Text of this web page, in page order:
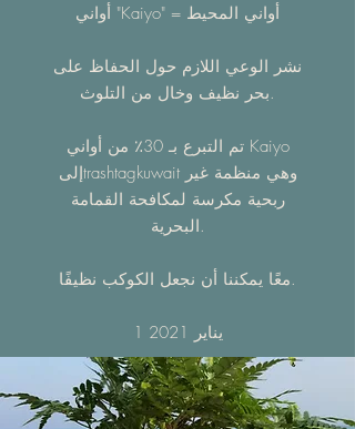
أواني "Kaiyo" = أواني المحيط
نشر الوعي اللازم حول الحفاظ على
بحر نظيف وخال من التلوث.
تم التبرع بـ 30٪ من أواني Kaiyo
إلىtrashtagkuwait وهي منظمة غير
ربحية مكرسة لمكافحة القمامة
البحرية.
معًا يمكننا أن نجعل الكوكب نظيفًا.
1 يناير 2021